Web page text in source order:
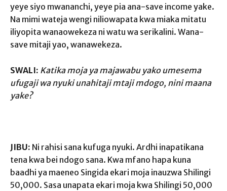
yeye siyo mwananchi, yeye pia ana-save income yake.
Na mimi wateja wengi niliowapata kwa miaka mitatu
iliyopita wanaowekeza ni watu wa serikalini. Wana-
save mitaji yao, wanawekeza.
SWALI: Katika moja ya majawabu yako umesema
ufugaji wa nyuki unahitaji mtaji mdogo, nini maana
yake?
JIBU: Ni rahisi sana kufuga nyuki. Ardhi inapatikana
tena kwa bei ndogo sana. Kwa mfano hapa kuna
baadhi ya maeneo Singida ekari moja inauzwa Shilingi
50,000. Sasa unapata ekari moja kwa Shilingi 50,000